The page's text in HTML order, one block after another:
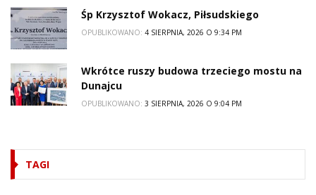
Śp Krzysztof Wokacz, Piłsudskiego
OPUBLIKOWANO: 4 SIERPNIA, 2026 O 9:34 PM
Wkrótce ruszy budowa trzeciego mostu na
Dunajcu
OPUBLIKOWANO: 3 SIERPNIA, 2026 O 9:04 PM
TAGI